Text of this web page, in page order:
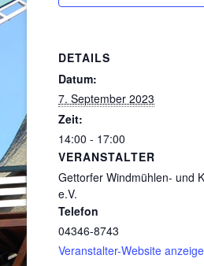
DETAILS
Datum:
7. September 2023
Zeit:
14:00 - 17:00
VERANSTALTER
Gettorfer Windmühlen- und
e.V.
Telefon
04346-8743
Veranstalter-Website